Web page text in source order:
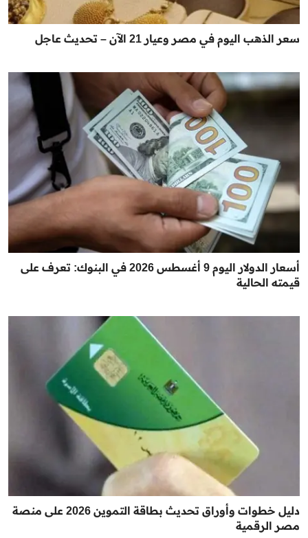
سعر الذهب اليوم في مصر وعيار 21 الآن – تحديث عاجل
أسعار الدولار اليوم 9 أغسطس 2026 في البنوك: تعرف على
قيمته الحالية
دليل خطوات وأوراق تحديث بطاقة التموين 2026 على منصة
مصر الرقمية